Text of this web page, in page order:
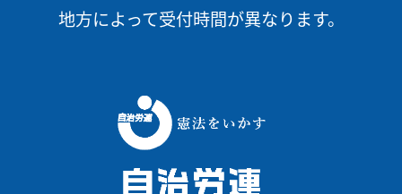
地方によって受付時間が異なります。